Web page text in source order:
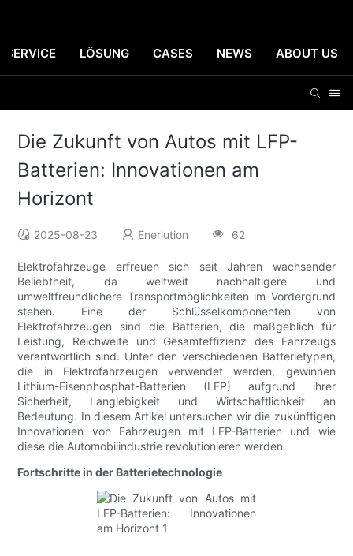
SERVICE LÖSUNG CASES NEWS ABOUT US
Die Zukunft von Autos mit LFP-
Batterien: Innovationen am
Horizont
2025-08-23 Enerlution 62
Elektrofahrzeuge erfreuen sich seit Jahren wachsender
Beliebtheit, da weltweit nachhaltigere und
umweltfreundlichere Transportmöglichkeiten im Vordergrund
stehen. Eine der Schlüsselkomponenten von
Elektrofahrzeugen sind die Batterien, die maßgeblich für
Leistung, Reichweite und Gesamteffizienz des Fahrzeugs
verantwortlich sind. Unter den verschiedenen Batterietypen,
die in Elektrofahrzeugen verwendet werden, gewinnen
Lithium-Eisenphosphat-Batterien (LFP) aufgrund ihrer
Sicherheit, Langlebigkeit und Wirtschaftlichkeit an
Bedeutung. In diesem Artikel untersuchen wir die zukünftigen
Innovationen von Fahrzeugen mit LFP-Batterien und wie
diese die Automobilindustrie revolutionieren werden.
Fortschritte in der Batterietechnologie